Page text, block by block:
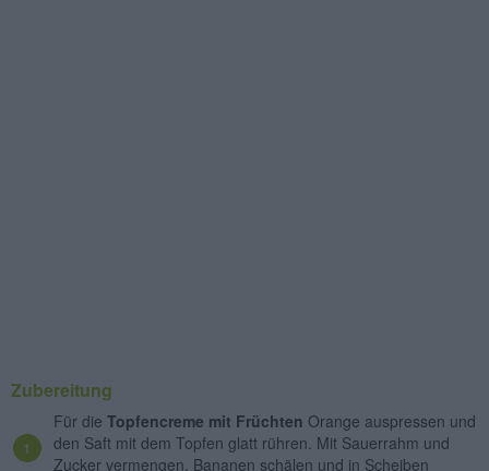
Zubereitung
Für die Topfencreme mit Früchten Orange auspressen und
den Saft mit dem Topfen glatt rühren. Mit Sauerrahm und
Zucker vermengen. Bananen schälen und in Scheiben